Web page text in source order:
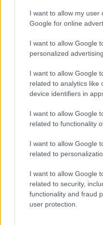
I want to allow my user
Google for online
I want to allow Google
personalized advertising.
I want to allow Google
related to analytics like
device identifiers in
I want to allow Google
related to functionality
I want to allow Google
related to
I want to allow Google
related to security,
functionality and fraud
user protection.
Frasi
Film
Frasi
Frasi
Indice
Aforismi .meglio.it è
aforismi e citazioni più
database) • ©2005-